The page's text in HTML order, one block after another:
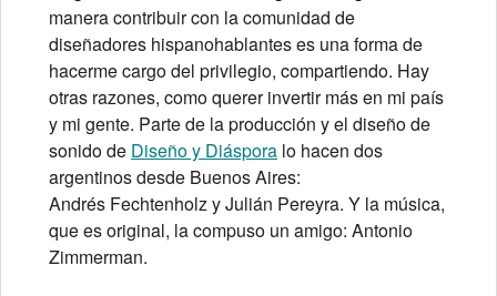
manera contribuir con la comunidad de
diseñadores hispanohablantes es una forma de
hacerme cargo del privilegio, compartiendo. Hay
otras razones, como querer invertir más en mi país
y mi gente. Parte de la producción y el diseño de
sonido de Diseño y Diáspora lo hacen dos
argentinos desde Buenos Aires:
Andrés Fechtenholz y Julián Pereyra. Y la música,
que es original, la compuso un amigo: Antonio
Zimmerman.